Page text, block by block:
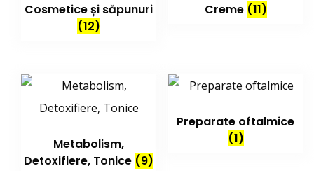
Cosmetice și săpunuri
(12)
Creme (11)
Metabolism,
Detoxifiere, Tonice (9)
Preparate oftalmice
(1)